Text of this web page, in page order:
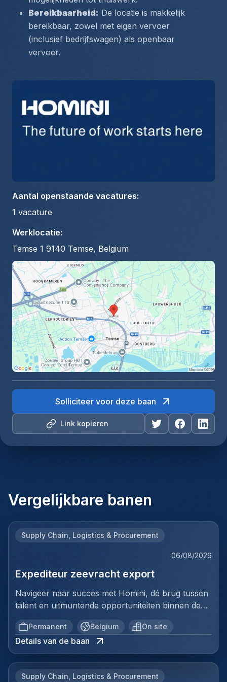
Bereikbaarheid: De locatie is makkelijk
bereikbaar, zowel met eigen vervoer
(inclusief bedrijfswagen) als openbaar
vervoer.
Aantal openstaande vacatures:
1 vacature
Werklocatie:
Temse 1 9140 Temse, Belgium
Link kopiëren
Solliciteer voor deze baan
Vergelijkbare banen
Supply Chain, Logistics & Procurement
06/08/2026
Expediteur zeevracht export
Navigeer naar succes met Homini, dé brug tussen
talent en uitmuntende opportuniteiten binnen de
arbeidsmarkt. Als voorloper in wervingsdiensten,
matchen we toptalent met topbedrijven in diverse
sectoren. Met onze expertise en toewijding streven
we naar duurzame relaties en succesvolle
we vinden de perfecte match, keer op keer.Voor
Permanent Belgium On site
Details van de baan
Supply Chain, Logistics & Procurement